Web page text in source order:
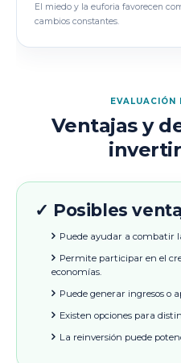
El miedo y la euforia favorecen
cambios constantes.
EVALUACIÓN
Ventajas y
✓ Posibles
Puede ayudar a combatir
Permite participar en el
economías.
Puede generar ingresos o
Existen opciones para
La reinversión puede